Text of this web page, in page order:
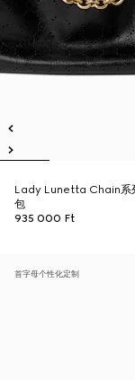
Lady Lunetta Chain系
包
935 000 Ft
首字母个性化定制